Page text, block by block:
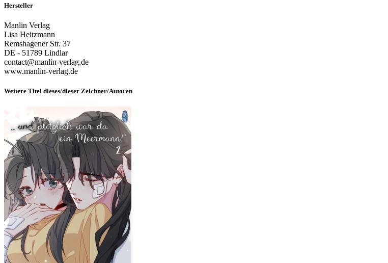
Hersteller
Manlin Verlag
Lisa Heitzmann
Remshagener Str. 37
DE - 51789 Lindlar
contact@manlin-verlag.de
www.manlin-verlag.de
Weitere Titel dieses/dieser Zeichner/Autoren